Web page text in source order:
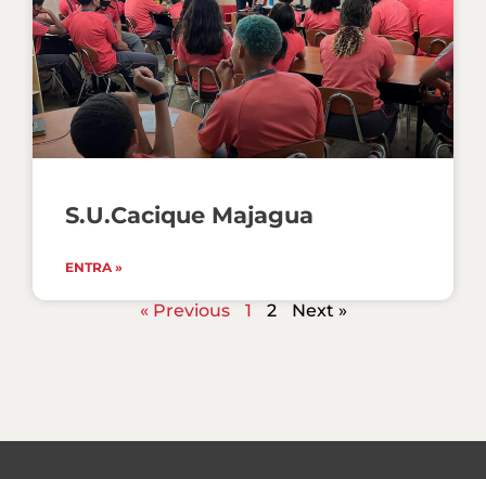
S.U.Cacique Majagua
ENTRA »
« Previous 1 2 Next »